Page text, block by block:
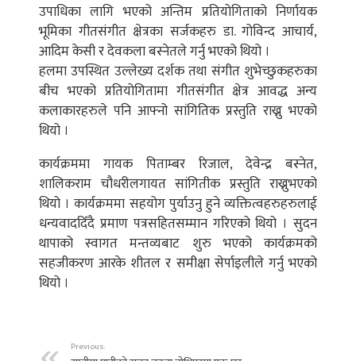
उपाधिका लागि भएको अन्तिम प्रतियोगिताको निर्णायक
भूमिका गीतसंगीत क्षेत्रका सर्जकहरु डा. गोविन्द आचार्य,
आदिम केसी र देवकला बस्नेतले गर्नु भएको थियो ।
हलमा उपस्थित उल्लेख्य दर्शक तथा संगीत शुभेच्छुकहरुका
बीच भएको प्रतियोगितामा गीतसंगीत क्षेत्र आवद्ध अन्य
कलाकारहरुले पनि आफ्नो सांगितिक प्रस्तुति राख्नु भएको
थियो ।
कार्यक्रममा गायक पिताम्बर रिजाल, देवेन्द्र बस्नेत,
शालिकराम चौधरीलगायत सांगितीक प्रस्तुति राख्नुभएको
थियो । कार्यक्रममा सहयोग पुर्याउनु हुने व्यक्तित्वहरुहरुलाई
धन्यवाददिँदै प्रमाण पत्रसहितसम्मान गरिएको थियो । सुदन
थापाको स्वागत मन्तव्यबाट शुरु भएको कार्यक्रमको
सहजीकरण आरके शीतल र समीक्षा सेर्पाइलीले गर्नु भएको
थियो ।
Previous: